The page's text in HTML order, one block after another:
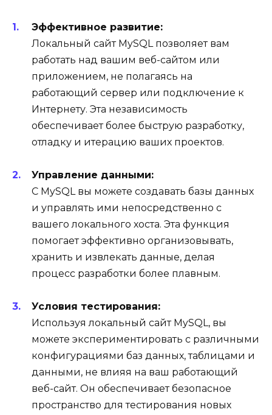
Эффективное развитие:
Локальный сайт MySQL позволяет вам
работать над вашим веб-сайтом или
приложением, не полагаясь на
работающий сервер или подключение к
Интернету. Эта независимость
обеспечивает более быструю разработку,
отладку и итерацию ваших проектов.
Управление данными:
С MySQL вы можете создавать базы данных
и управлять ими непосредственно с
вашего локального хоста. Эта функция
помогает эффективно организовывать,
хранить и извлекать данные, делая
процесс разработки более плавным.
Условия тестирования:
Используя локальный сайт MySQL, вы
можете экспериментировать с различными
конфигурациями баз данных, таблицами и
данными, не влияя на ваш работающий
веб-сайт. Он обеспечивает безопасное
пространство для тестирования новых